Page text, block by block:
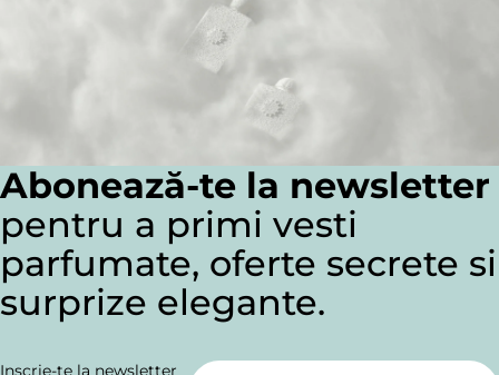
Abonează-te la newsletter
pentru a primi vesti
parfumate, oferte secrete si
surprize elegante.
Inscrie-te la newsletter